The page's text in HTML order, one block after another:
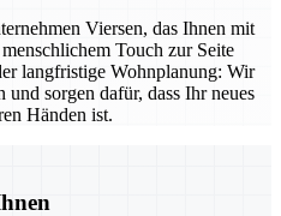
Viersen, das Ihnen mit
Touch zur Seite
langfristige Wohnplanung: Wir
und sorgen dafür, dass Ihr neues
Händen ist.